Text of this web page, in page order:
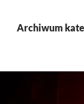
Archiwum